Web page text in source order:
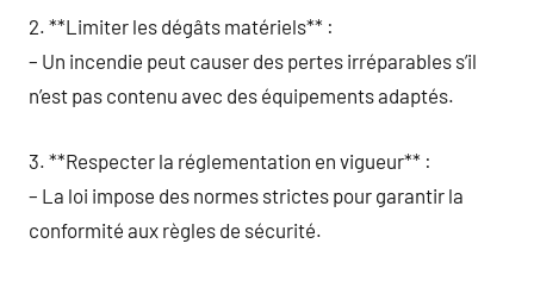
2. **Limiter les dégâts matériels** :
– Un incendie peut causer des pertes irréparables s’il
n’est pas contenu avec des équipements adaptés.
3. **Respecter la réglementation en vigueur** :
– La loi impose des normes strictes pour garantir la
conformité aux règles de sécurité.